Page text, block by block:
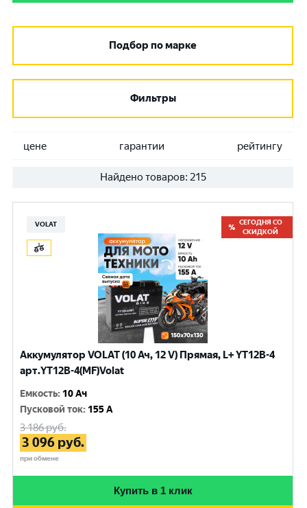
Подбор по марке
Фильтры
цене гарантии рейтингу
Найдено товаров: 215
VOLAT
СЕГОДНЯ СО
СКИДКОЙ
Аккумулятор VOLAT (10 Ач, 12 V) Прямая, L+ YT12B-4
арт.YT12B-4(MF)Volat
Емкость: 10 Ач
Пусковой ток: 155 A
3 186руб.
3 096 руб.
при обмене
Купить в 1 клик